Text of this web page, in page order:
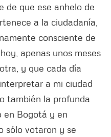
de que ese anhelo de
a la ciudadanía,
consciente de
apenas unos meses
y que cada día
a mi ciudad
también la profunda
en Bogotá y en
sólo votaron y se